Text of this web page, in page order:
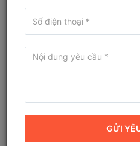
Tìm khách sạn ở gần đây
Khách sạn Le
Khách sạn
117 Bùi Thị Xuân,